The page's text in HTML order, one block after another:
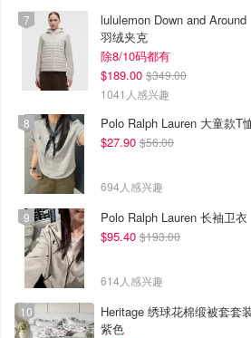
lululemon Down and Around
羽绒夹克
除8/10码都有
$189.00 $349.00
1041人感兴趣
Polo Ralph Lauren 大童款T
$27.90 $56.00
694人感兴趣
Polo Ralph Lauren 长袖卫衣
$95.40 $193.00
614人感兴趣
Heritage 绣球花棉缎被套套
紫色